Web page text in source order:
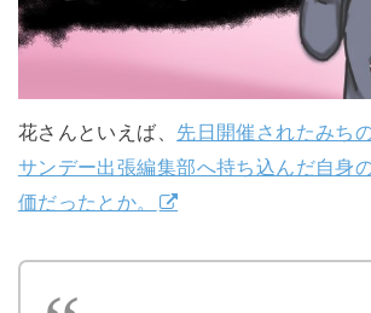
花さんといえば、 先日開催されたみち
サンデー出張編集部へ持ち込んだ自身
価だったとか。